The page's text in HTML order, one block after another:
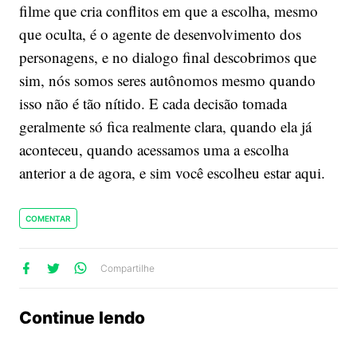
filme que cria conflitos em que a escolha, mesmo
que oculta, é o agente de desenvolvimento dos
personagens, e no dialogo final descobrimos que
sim, nós somos seres autônomos mesmo quando
isso não é tão nítido. E cada decisão tomada
geralmente só fica realmente clara, quando ela já
aconteceu, quando acessamos uma a escolha
anterior a de agora, e sim você escolheu estar aqui.
COMENTAR
Compartilhe
Continue lendo